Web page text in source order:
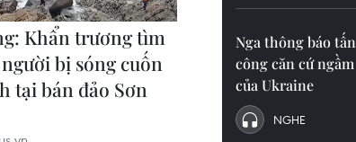
Nga thông báo tấn
công căn cứ ngầm
của Ukraine
NGHE